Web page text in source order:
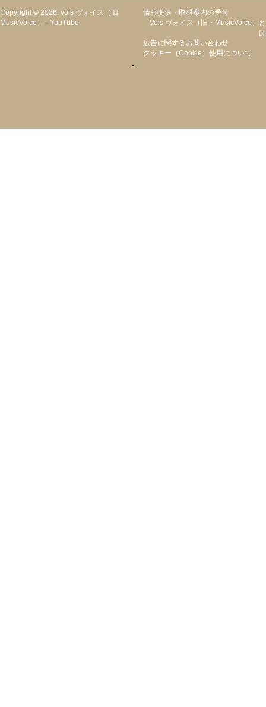
Copyright © 2026. vois ヴォイス（旧
MusicVoice） - YouTube
情報提供・取材案内の受付
Vois ヴォイス（旧・MusicVoice）と
は
広告に関するお問い合わせ
クッキー（cookie）使用について
-